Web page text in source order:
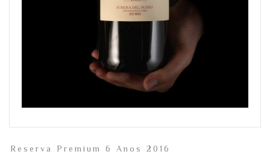
Reserva Premium 6 Anos 2016